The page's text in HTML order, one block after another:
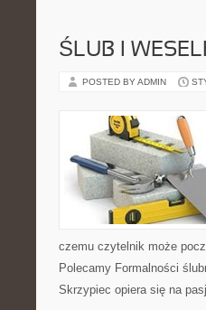
ŚLUB I
POSTED BY ADMIN
czemu czytelnik może
Polecamy Formalności
Skrzypiec opiera się na